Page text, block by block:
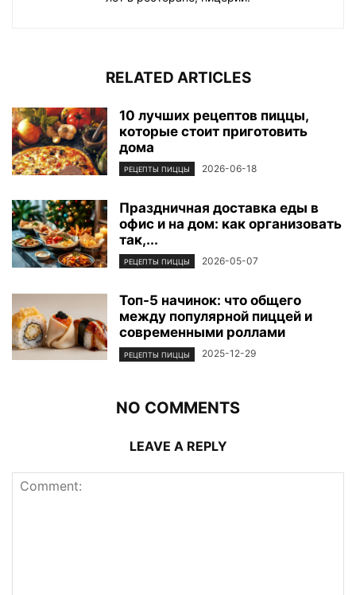
RELATED ARTICLES
10 лучших рецептов пиццы,
которые стоит приготовить
дома
РЕЦЕПТЫ ПИЦЦЫ 2026-06-18
Праздничная доставка еды в
офис и на дом: как организовать
так,...
РЕЦЕПТЫ ПИЦЦЫ 2026-05-07
Топ-5 начинок: что общего
между популярной пиццей и
современными роллами
РЕЦЕПТЫ ПИЦЦЫ 2025-12-29
NO COMMENTS
LEAVE A REPLY